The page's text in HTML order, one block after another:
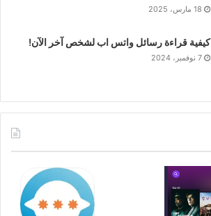
18 مارس، 2025
كيفية قراءة رسائل واتس اب لشخص آخر الآن!
7 نوفمبر، 2024